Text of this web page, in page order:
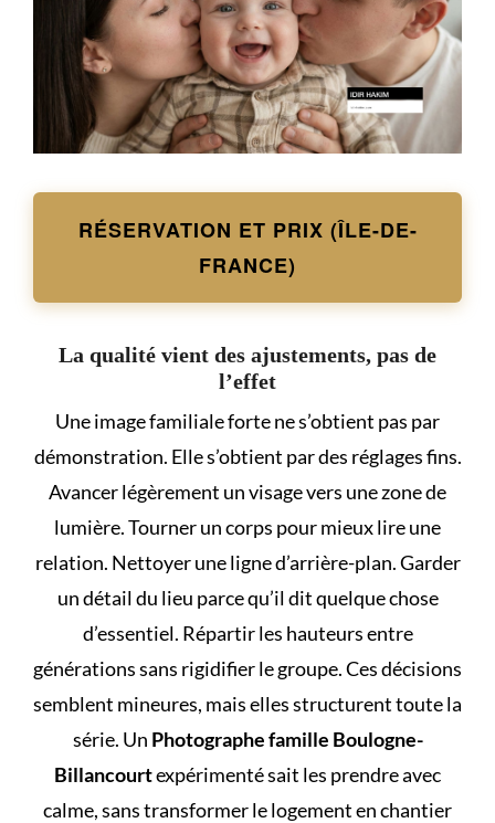
RÉSERVATION ET PRIX (ÎLE-DE-
FRANCE)
La qualité vient des ajustements, pas de
l’effet
Une image familiale forte ne s’obtient pas par
démonstration. Elle s’obtient par des réglages fins.
Avancer légèrement un visage vers une zone de
lumière. Tourner un corps pour mieux lire une
relation. Nettoyer une ligne d’arrière-plan. Garder
un détail du lieu parce qu’il dit quelque chose
d’essentiel. Répartir les hauteurs entre
générations sans rigidifier le groupe. Ces décisions
semblent mineures, mais elles structurent toute la
série. Un Photographe famille Boulogne-
Billancourtexpérimenté sait les prendre avec
calme, sans transformer le logement en chantier